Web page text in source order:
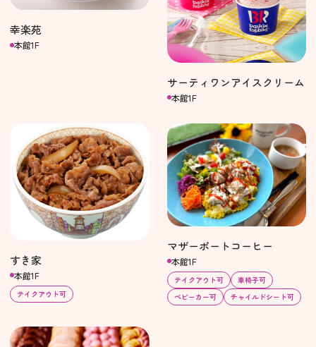
幸楽苑
本館1F
サーティワンアイスクリーム
本館1F
すき家
本館1F
テイクアウト可
マザーポートコーヒー
本館1F
テイクアウト可
車椅子可
ベビーカー可
チャイルドシート可